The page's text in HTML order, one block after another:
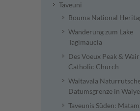
Taveuni
Bouma National
Wanderung zum Lake
Tagimaucia
Des Voeux Peak &
Catholic Church
Waitavala
Datumsgrenze in
Taveunis Süden: